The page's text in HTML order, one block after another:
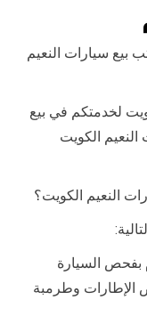
بيع سيارات النعيم
لخدمتكم في بيع
الكويت
النعيم الكويت؟
بفحص السيارة
الإطارات وطرمبة